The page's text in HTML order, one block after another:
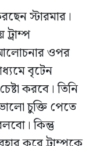
স্টারমার।
ওপর
বৃটেন
করবে। তিনি
চুক্তি পেতে
কিন্তু